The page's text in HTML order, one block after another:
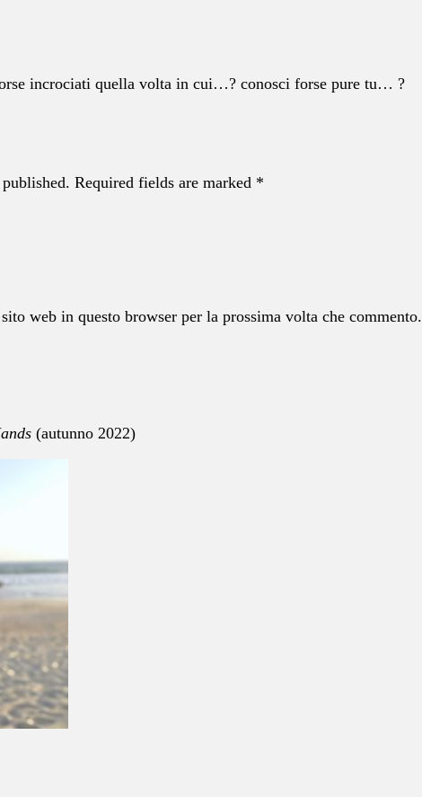
incrociati quella volta in cui…? conosci forse pure tu… ?
Required fields are marked *
web in questo browser per la prossima volta che commento.
(autunno 2022)